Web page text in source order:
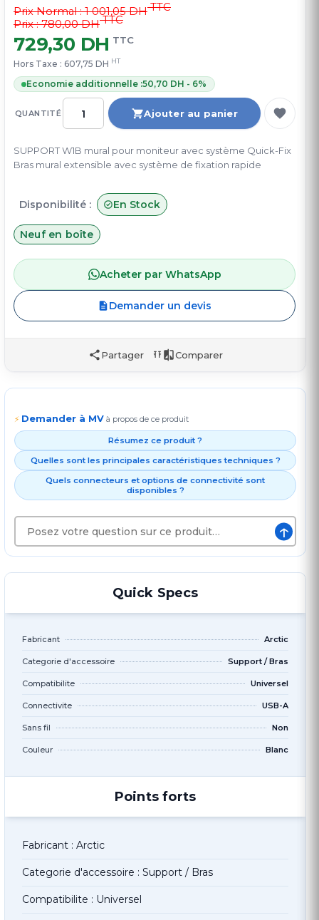
QUANTITÉ Ajouter au panier
Prix Normal :1 001,05 DHTTC
Prix : 780,00 DHTTC
729,30 DH TTC
Hors Taxe : 607,75 DH HT
Economie additionnelle :50,70 DH - 6%
SUPPORT W1B mural pour moniteur avec système Quick-Fix
Bras mural extensible avec système de fixation rapide
Disponibilité : En Stock
Neuf en boîte
Acheter par WhatsApp
Demander un devis
Partager Comparer
⚡ Demander à MV à propos de ce produit
Résumez ce produit ?
Quelles sont les principales caractéristiques techniques ?
Quels connecteurs et options de connectivité sont
disponibles ?
↑
Quick Specs
Fabricant Arctic
Categorie d'accessoire Support / Bras
Compatibilite Universel
Connectivite USB-A
Sans fil Non
Couleur Blanc
Points forts
Fabricant : Arctic
Categorie d'accessoire : Support / Bras
Compatibilite : Universel